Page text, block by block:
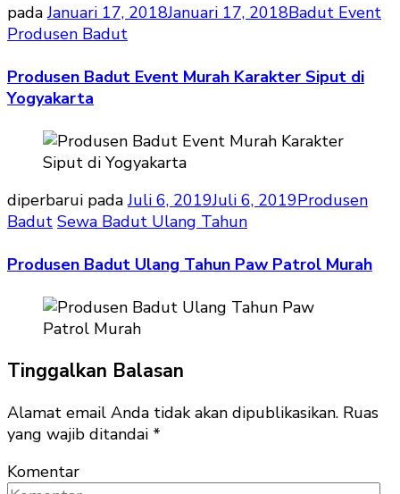
padaJanuari 17, 2018Januari 17, 2018Badut Event
Produsen Badut
Produsen Badut Event Murah Karakter Siput di
Yogyakarta
diperbarui padaJuli 6, 2019Juli 6, 2019Produsen
Badut Sewa Badut Ulang Tahun
Produsen Badut Ulang Tahun Paw Patrol Murah
Tinggalkan Balasan
Alamat email Anda tidak akan dipublikasikan. Ruas
yang wajib ditandai *
Komentar